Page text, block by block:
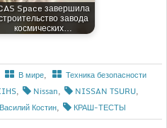
Space завершила
завода
космических…
В мире,
Техника безопасности
, Nissan, NISSAN TSURU,
Василий Костин, КРАШ-ТЕСТЫ